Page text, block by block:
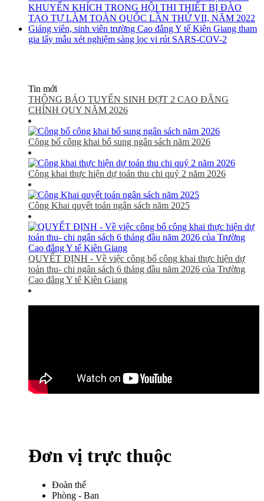
KHUYẾN KHÍCH TRONG HỘI THI THIẾT BỊ ĐÀO
TẠO TỰ LÀM TOÀN QUỐC LẦN THỨ VII, NĂM 2022
Giảng viên, sinh viên trường Cao đẳng Y tế Kiên Giang tham
gia lấy mẫu xét nghiệm sàng lọc vi rút SARS-COV-2
Tin mới
THÔNG BÁO TUYỂN SINH ĐỢT 2 CAO ĐẲNG
CHÍNH QUY NĂM 2026
Công bố công khai bổ sung ngân sách năm 2026
Công khai thực hiện dự toán thu chi quý 2 năm 2026
Công Khai quyết toán ngân sách năm 2025
QUYẾT ĐỊNH - Về việc công bố công khai thực hiện dự
toán thu- chi ngân sách 6 tháng đầu năm 2026 của Trường
Cao đẳng Y tế Kiên Giang
Đơn vị trực thuộc
Đoàn thể
Phòng - Ban